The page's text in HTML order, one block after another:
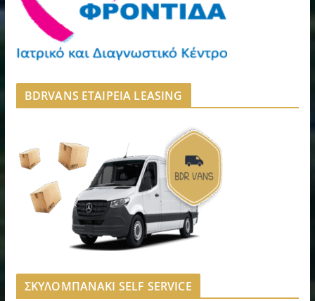
BDRVANS ΕΤΑΙΡΕΙΑ LEASING
ΣΚΥΛΟΜΠΑΝΑΚΙ SELF SERVICE